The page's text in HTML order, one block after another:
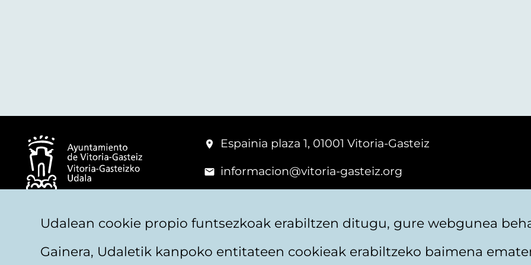
© Vitoria-Gasteizko Udala
Espainia plaza 1, 01001 Vitoria-Gasteiz
informacion@vitoria-gasteiz.org
Udalean cookie propio funtsezkoak erabiltzen ditugu, gure webgunea
Gainera, Udaletik kanpoko entitateen cookieak erabiltzeko baimena